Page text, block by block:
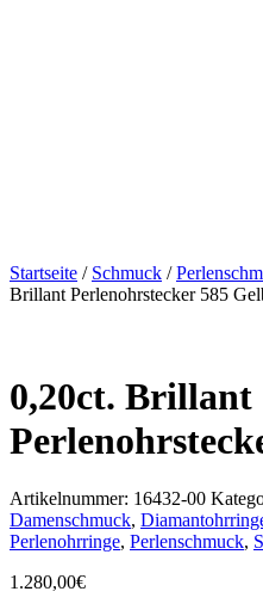
Startseite / Schmuck /
Brillant Perlenohrstecker 585
0,20ct. Brillant
Artikelnummer: 16432-00
Damenschmuck,
Perlenohrringe, Perlenschmuck,
1.280,00€